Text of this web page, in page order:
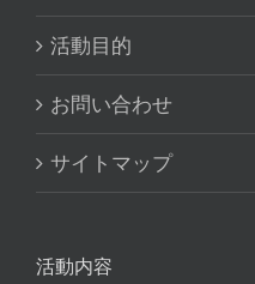
活動目的
お問い合わせ
サイトマップ
活動内容